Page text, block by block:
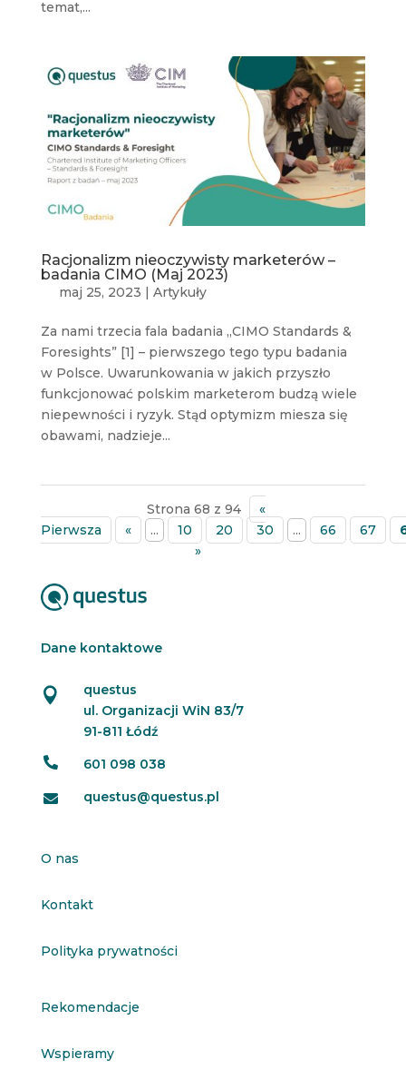
temat,...
Racjonalizm nieoczywisty marketerów –
badania CIMO (Maj 2023)
maj 25, 2023 | Artykuły
Za nami trzecia fala badania „CIMO Standards &
Foresights” [1] – pierwszego tego typu badania
w Polsce. Uwarunkowania w jakich przyszło
funkcjonować polskim marketerom budzą wiele
niepewności i ryzyk. Stąd optymizm miesza się
obawami, nadzieje...
Strona 68 z 94
«
Pierwsza
« ... 10 20 30 ... 66 67
»
Dane kontaktowe

questus
ul. Organizacji WiN 83/7
91-811 Łódź
 601 098 038
 questus@questus.pl
O nas
Kontakt
Polityka prywatności
Rekomendacje
Wspieramy